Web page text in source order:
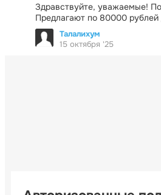
Здравствуйте, уважаемые!
Предлагают по 80000
Талалихум
15 октября '25